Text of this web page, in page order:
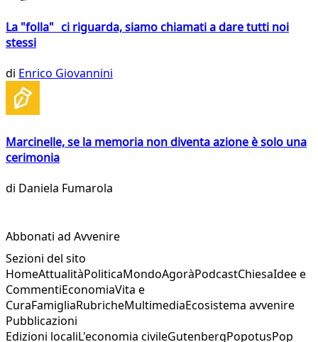
La "folla" ci riguarda, siamo chiamati a dare tutti noi
stessi
di Enrico Giovannini
Marcinelle, se la memoria non diventa azione è solo una
cerimonia
di Daniela Fumarola
Abbonati ad Avvenire
Sezioni del sito
HomeAttualitàPoliticaMondoAgoràPodcastChiesaIdee e
CommentiEconomiaVita e
CuraFamigliaRubricheMultimediaEcosistema avvenire
Pubblicazioni
Edizioni localiL'economia civileGutenbergPopotusPop